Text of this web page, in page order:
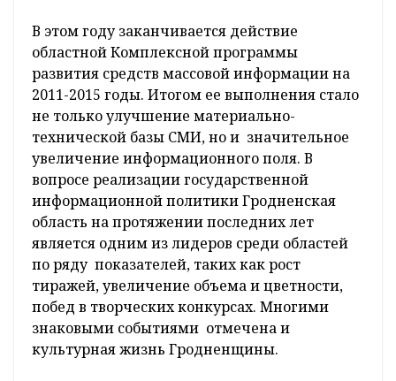
В этом году заканчивается действие
областной Комплексной программы
развития средств массовой информации на
2011-2015 годы. Итогом ее выполнения стало
не только улучшение материально-
технической базы СМИ, но и значительное
увеличение информационного поля. В
вопросе реализации государственной
информационной политики Гродненская
область на протяжении последних лет
является одним из лидеров среди областей
по ряду показателей, таких как рост
тиражей, увеличение объема и цветности,
побед в творческих конкурсах. Многими
знаковыми событиями отмечена и
культурная жизнь Гродненщины.